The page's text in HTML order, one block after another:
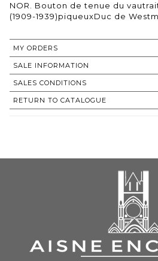
NOR. Bouton de tenue du
(1909-1939)piqueuxDuc de
MY ORDERS
SALE INFORMATION
SALES CONDITIONS
RETURN TO CATALOGUE